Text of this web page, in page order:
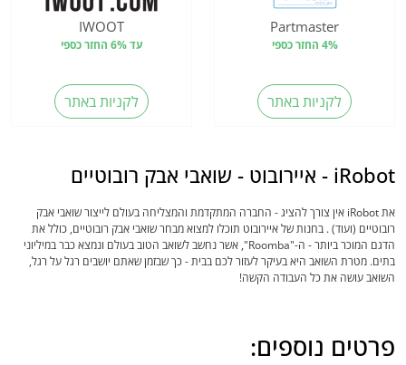
Partmaster
4% החזר כספי
לקניות באתר
IWOOT
עד 6% החזר כספי
לקניות באתר
iRobot - איירובוט - שואבי אבק רובוטיים
את iRobot אין צורך להציג - החברה המתקדמת והמצליחה בעולם לייצור שואבי אבק
רובוטיים (ועוד) . בחנות של איירובוט תוכלו למצוא מבחר שואבי אבק רובוטיים, כולל את
הדגם המוכר ביותר - ה-"Roomba", אשר נחשב לשואב הטוב בעולם ונמצא כבר במיליוני
בתים. מטרת השואב היא בעיקר לעזור לכם בבית - כך שבזמן שאתם יושבים רגל על רגל,
השואב עושה את כל העבודה הקשה!
פרטים נוספים: